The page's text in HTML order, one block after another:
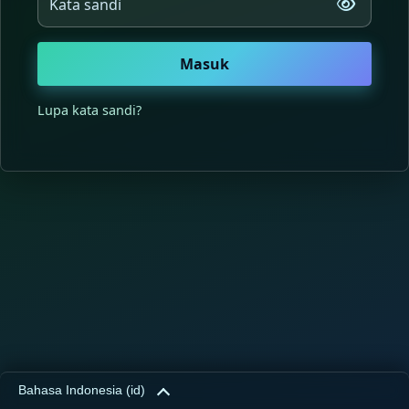
Masuk
Lupa kata sandi?
Bahasa Indonesia ‎(id)‎